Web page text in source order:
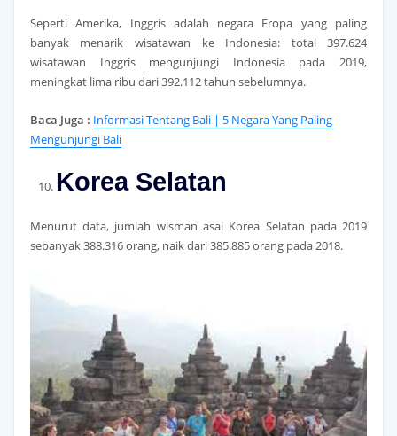
Seperti Amerika, Inggris adalah negara Eropa yang paling
banyak menarik wisatawan ke Indonesia: total 397.624
wisatawan Inggris mengunjungi Indonesia pada 2019,
meningkat lima ribu dari 392.112 tahun sebelumnya.
Baca Juga : Informasi Tentang Bali | 5 Negara Yang Paling
Mengunjungi Bali
Korea Selatan
Menurut data, jumlah wisman asal Korea Selatan pada 2019
sebanyak 388.316 orang, naik dari 385.885 orang pada 2018.